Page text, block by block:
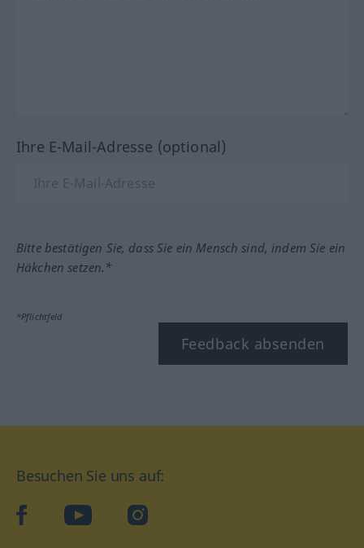
Ihre E-Mail-Adresse (optional)
Bitte bestätigen Sie, dass Sie ein Mensch sind, indem Sie ein
Häkchen setzen.*
*Pflichtfeld
Feedback absenden
Besuchen Sie uns auf:
facebookYouTube Instagram